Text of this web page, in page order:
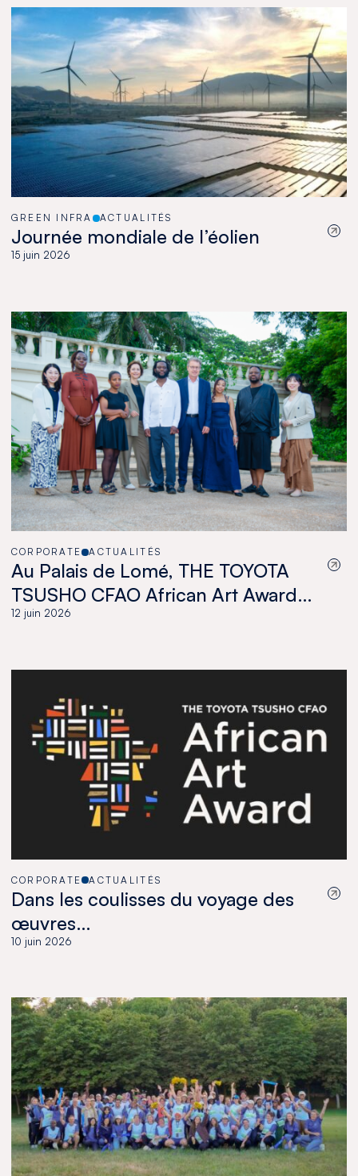
GREEN INFRA ACTUALITÉS
Journée mondiale de l’éolien
15 juin 2026
CORPORATE ACTUALITÉS
Au Palais de Lomé, THE TOYOTA
TSUSHO CFAO African Art Award
célèbre une nouvelle génération
12 juin 2026
CORPORATE ACTUALITÉS
Dans les coulisses du voyage des
œuvres…
10 juin 2026